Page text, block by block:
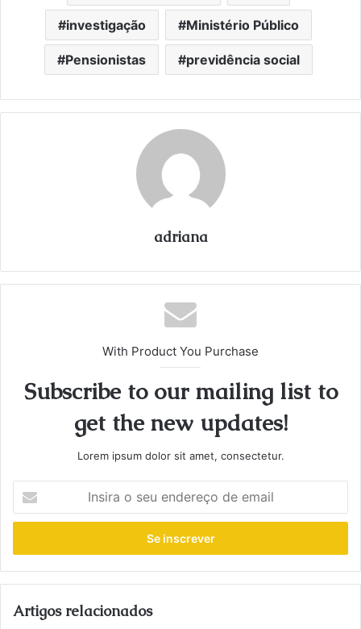
investigação Ministério Público
Pensionistas previdência social
adriana
With Product You Purchase
Subscribe to our mailing list to
get the new updates!
Lorem ipsum dolor sit amet, consectetur.
seu
de
email
Artigos relacionados